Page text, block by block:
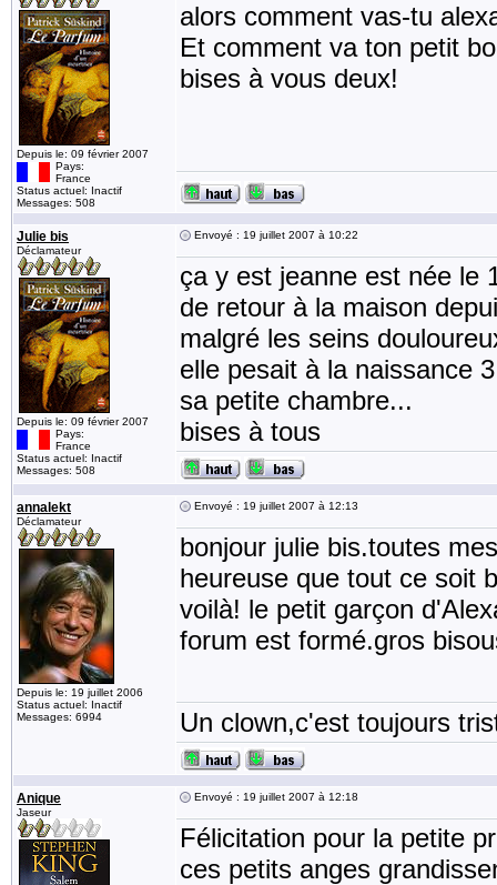
Depuis le: 09 février 2007
Pays:
France
Status actuel: Inactif
Messages: 508
alors comment vas-tu
Et comment va ton petit
bises à vous deux!
Julie bis
Déclamateur
Depuis le: 09 février 2007
Pays:
France
Status actuel: Inactif
Messages: 508
Envoyé : 19 juillet 2007 à 10:22
ça y est jeanne est née le
de retour à la maison
malgré les seins
elle pesait à la naissance
sa petite chambre...
bises à tous
annalekt
Déclamateur
Depuis le: 19 juillet 2006
Status actuel: Inactif
Messages: 6994
Envoyé : 19 juillet 2007 à 12:13
bonjour julie bis.toutes
heureuse que tout ce soit
voilà! le petit garçon
forum est formé.gros
Un clown,c'est toujours
Anique
Jaseur
Envoyé : 19 juillet 2007 à 12:18
Félicitation pour la petite
ces petits anges